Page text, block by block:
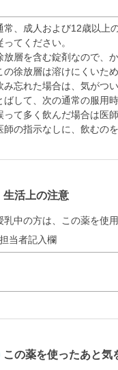
常、成人および12歳以上
ってください。
放層を含む錠剤なので、
の徐放層は溶けにくいた
み忘れた場合は、気がつ
ばして、次の通常の服用
って多く飲んだ場合は医
師の指示なしに、飲むの
生活上の注意
乳中の方は、この薬を使
当者記入欄
この薬を使ったあと気